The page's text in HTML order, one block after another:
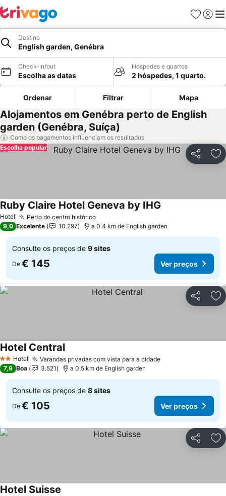
Favoritos
Iniciar
Destino
English garden, Genébra
Check-in/out
Escolha as datas
Hóspedes e quartos
2 hóspedes, 1 quarto.
Ordenar Filtrar Mapa
Alojamentos em Genébra perto de English
garden (Genébra, Suíça)
Como os pagamentos influenciam os resultados
Partilhar
Escolha popular
Hotel Perto do centro históricoVer preços
Ruby Claire Hotel Geneva by IHG
9,0 Excelente 10.297 a 0.4 km de English garden
Consulte os preços de 9 sites
De € 145 Ver preços
Partilhar
2 Estrelas
Hotel Varandas privadas com vista para a cidadeVer preços
Hotel CentralVer preços
7,9 Boa 3.521 a 0.5 km de English garden
Consulte os preços de 8 sites
De € 105 Ver preços
Partilhar
Hotel Suisse